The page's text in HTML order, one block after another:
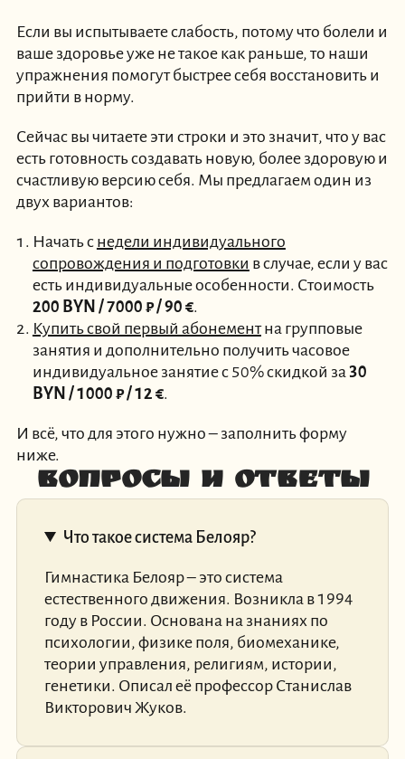
Если вы испытываете слабость, потому что болели и
ваше здоровье уже не такое как раньше, то наши
упражнения помогут быстрее себя восстановить и
прийти в норму.
Сейчас вы читаете эти строки и это значит, что у вас
есть готовность создавать новую, более здоровую и
счастливую версию себя. Мы предлагаем один из
двух вариантов:
Начать с недели индивидуального
сопровождения и подготовки в случае, если у вас
есть индивидуальные особенности. Стоимость
200 BYN / 7000 ₽ / 90 €.
Купить свой первый абонементна групповые
занятия и дополнительно получить часовое
индивидуальное занятие с 50% скидкой за30
BYN / 1000 ₽ / 12 €.
И всё, что для этого нужно – заполнить форму
ниже.
Вопросы и Ответы
Что такое система Белояр?
Гимнастика Белояр – это система
естественного движения. Возникла в 1994
году в России. Основана на знаниях по
психологии, физике поля, биомеханике,
теории управления, религиям, истории,
генетики. Описал её профессор Станислав
Викторович Жуков.